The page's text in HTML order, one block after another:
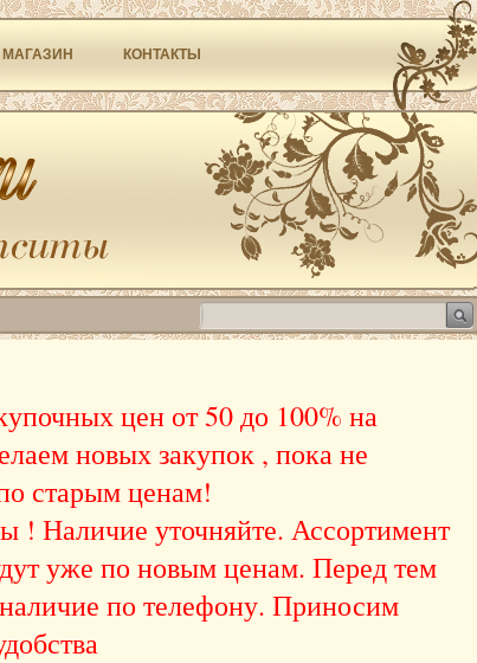
МАГАЗИН КОНТАКТЫ
цен от 50 до 100% на
новых закупок , пока не
старым ценам!
! Наличие уточняйте. Ассортимент
уже по новым ценам. Перед тем
наличие по телефону. Приносим